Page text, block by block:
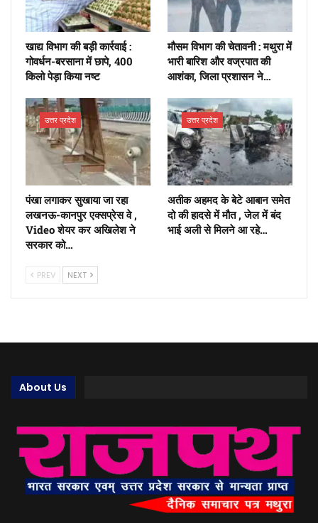
खाद्य विभाग की बड़ी कार्रवाई :
गोवर्धन-बरसाना में छापे, 400
किलो पेड़ा किया नष्ट
मौसम विभाग की चेतावनी : मथुरा में
भारी बारिश और वज्रपात की
आशंका, जिला प्रशासन ने…
उत्तर प्रदेश
पंखा लगाकर सुखाया जा रहा
लखनऊ-कानपुर एक्सप्रेस वे ,
Video शेयर कर अखिलेश ने
सरकार को…
उत्तर प्रदेश
अतीक अहमद के बेटे आबान समेत
दो की हादसे में मौत , जेल में बंद
भाई अली से मिलने आ रहे…
PREV NEXT
About Us